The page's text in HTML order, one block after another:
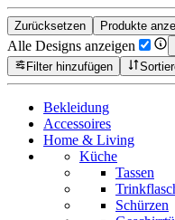
Zurücksetzen Produkte
Alle Designs anzeigen
Filter hinzufügen
Bekleidung
Accessoires
Home & Living
Küche
Tassen
Schürzen